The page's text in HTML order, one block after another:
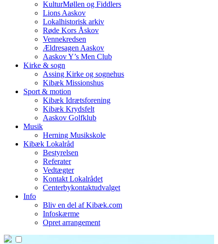
KulturMøllen og Fiddlers
Lions Aaskov
Lokalhistorisk arkiv
Røde Kors Åskov
Vennekredsen
Ældresagen Aaskov
Aaskov Y’s Men Club
Kirke & sogn
Assing Kirke og sognehus
Kibæk Missionshus
Sport & motion
Kibæk Idrætsforening
Kibæk Krydsfelt
Aaskov Golfklub
Musik
Herning Musikskole
Kibæk Lokalråd
Bestyrelsen
Referater
Vedtægter
Kontakt Lokalrådet
Centerbykontaktudvalget
Info
Bliv en del af Kibæk.com
Infoskærme
Opret arrangement